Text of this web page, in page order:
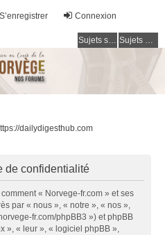
Connexion
S’enregistrer
Sujets sans réponse Sujets actifs
dailydigesthub.com
de confidentialité
« Norvege-fr.com » et ses
par « nous », « notre », « nos »,
fr.com/phpBB3 ») et phpBB
», « leur », « logiciel phpBB »,